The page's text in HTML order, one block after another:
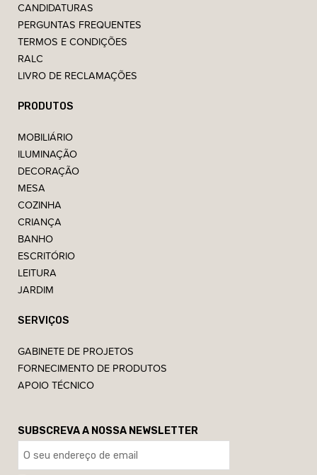
CANDIDATURAS
PERGUNTAS FREQUENTES
TERMOS E CONDIÇÕES
RALC
LIVRO DE RECLAMAÇÕES
PRODUTOS
MOBILIÁRIO
ILUMINAÇÃO
DECORAÇÃO
MESA
COZINHA
CRIANÇA
BANHO
ESCRITÓRIO
LEITURA
JARDIM
SERVIÇOS
GABINETE DE PROJETOS
FORNECIMENTO DE PRODUTOS
APOIO TÉCNICO
SUBSCREVA A NOSSA NEWSLETTER